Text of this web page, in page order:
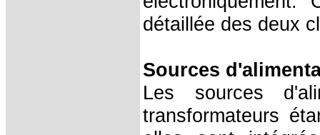
détaillée des deux
Sources
Les sources
transformateurs